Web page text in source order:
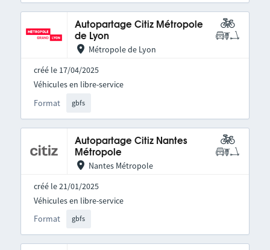
Autopartage Citiz Métropole
de Lyon
Métropole de Lyon
créé le 17/04/2025
Format gbfs
Véhicules en libre-service
Autopartage Citiz Nantes
Métropole
Nantes Métropole
créé le 21/01/2025
Format gbfs
Véhicules en libre-service